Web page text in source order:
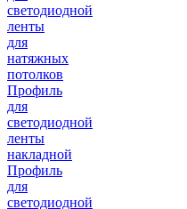
светодиодной
ленты
для
натяжных
потолков
Профиль
для
светодиодной
ленты
накладной
Профиль
для
светодиодной